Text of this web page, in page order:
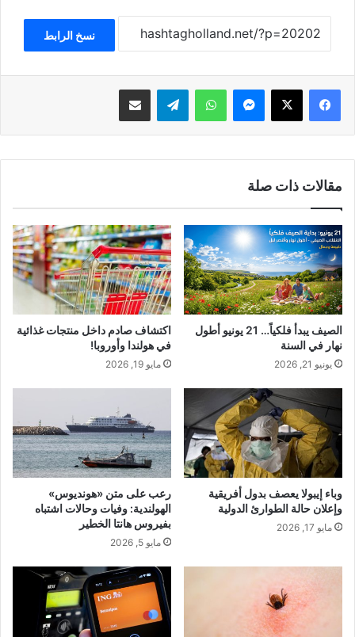
نسخ الرابط
فيسبوك ‫X ماسنجر واتساب تيلقرام مشاركة عبر البريد
مقالات ذات صلة
الصيف يبدأ فلكياً… 21 يونيو أطول
نهار في السنة
يونيو 21, 2026
اكتشاف صادم داخل منتجات غذائية
في هولندا وأوروبا!
مايو 19, 2026
وباء إيبولا يعصف بدول أفريقية
وإعلان حالة الطوارئ الدولية
مايو 17, 2026
رعب على متن «هونديوس»
الهولندية: وفيات وحالات اشتباه
بفيروس هانتا الخطير
مايو 5, 2026